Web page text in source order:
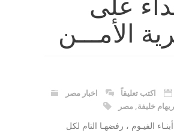
الأمـــن
اكتب تعليقاً
اخبار مصر
ريهام خليفة, مصر
الفيـوم ، رفضهـا التام لكل